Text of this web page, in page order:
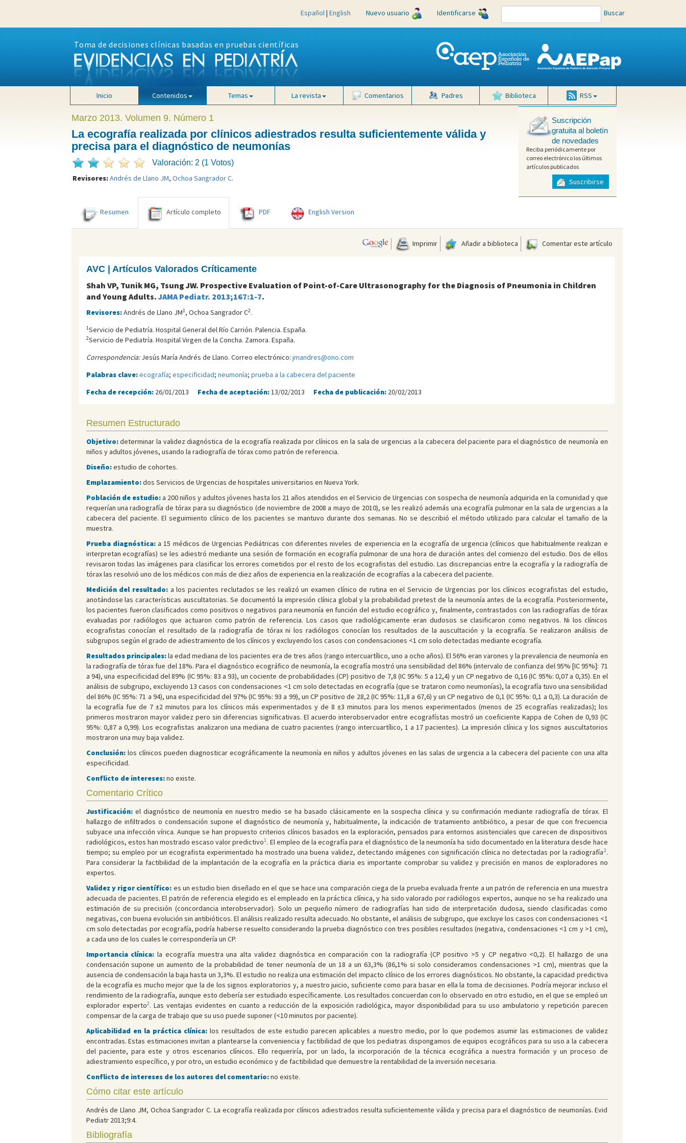
Español| English Nuevo usuario Identificarse Buscar
Toma de decisiones clínicas basadas en pruebas científicas
Inicio Contenidos Temas La revista Comentarios Padres Biblioteca RSS
Marzo 2013. Volumen 9. Número 1
La ecografía realizada por clínicos adiestrados resulta suficientemente válida y
precisa para el diagnóstico de neumonías
Valoración: 2 (1 Votos)
Revisores:Andrés de Llano JM, Ochoa Sangrador C.
Suscripción
gratuita al boletín
de novedades
Reciba periódicamente por
correo electrónico los últimos
artículos publicados
Suscribirse
Resumen Artículo completo PDF English Version
Imprimir Añadir a biblioteca Comentar este artículo
AVC | Artículos Valorados Críticamente
Shah VP, Tunik MG, Tsung JW. Prospective Evaluation of Point-of-Care Ultrasonography for the Diagnosis of Pneumonia in Children
and Young Adults. JAMA Pediatr. 2013;167:1-7.
Revisores:Andrés de Llano JM1, Ochoa Sangrador C2.
1Servicio de Pediatría. Hospital General del Río Carrión. Palencia. España.
2Servicio de Pediatría. Hospital Virgen de la Concha. Zamora. España.
Correspondencia:Jesús María Andrés de Llano. Correo electrónico: jmandres@ono.com
Palabras clave:ecografía; especificidad; neumonía; prueba a la cabecera del paciente
Fecha de recepción: 26/01/2013 Fecha de aceptación:13/02/2013 Fecha de publicación: 20/02/2013
Resumen Estructurado
Objetivo:determinar la validez diagnóstica de la ecografía realizada por clínicos en la sala de urgencias a la cabecera del paciente para el diagnóstico de neumonía en
niños y adultos jóvenes, usando la radiografía de tórax como patrón de referencia.
Diseño:estudio de cohortes.
Emplazamiento:dos Servicios de Urgencias de hospitales universitarios en Nueva York.
Población de estudio:a 200 niños y adultos jóvenes hasta los 21 años atendidos en el Servicio de Urgencias con sospecha de neumonía adquirida en la comunidad y que
requerían una radiografía de tórax para su diagnóstico (de noviembre de 2008 a mayo de 2010), se les realizó además una ecografía pulmonar en la sala de urgencias a la
cabecera del paciente. El seguimiento clínico de los pacientes se mantuvo durante dos semanas. No se describió el método utilizado para calcular el tamaño de la
muestra.
Prueba diagnóstica:a 15 médicos de Urgencias Pediátricas con diferentes niveles de experiencia en la ecografía de urgencia (clínicos que habitualmente realizan e
interpretan ecografías) se les adiestró mediante una sesión de formación en ecografía pulmonar de una hora de duración antes del comienzo del estudio. Dos de ellos
revisaron todas las imágenes para clasificar los errores cometidos por el resto de los ecografistas del estudio. Las discrepancias entre la ecografía y la radiografía de
tórax las resolvió uno de los médicos con más de diez años de experiencia en la realización de ecografías a la cabecera del paciente.
Medición del resultado: a los pacientes reclutados se les realizó un examen clínico de rutina en el Servicio de Urgencias por los clínicos ecografistas del estudio,
anotándose las características auscultatorias. Se documentó la impresión clínica global y la probabilidad pretest de la neumonía antes de la ecografía. Posteriormente,
los pacientes fueron clasificados como positivos o negativos para neumonía en función del estudio ecográfico y, finalmente, contrastados con las radiografías de tórax
evaluadas por radiólogos que actuaron como patrón de referencia. Los casos que radiológicamente eran dudosos se clasificaron como negativos. Ni los clínicos
ecografistas conocían el resultado de la radiografía de tórax ni los radiólogos conocían los resultados de la auscultación y la ecografía. Se realizaron análisis de
subgrupos según el grado de adiestramiento de los clínicos y excluyendo los casos con condensaciones <1 cm solo detectadas mediante ecografía.
Resultados principales:la edad mediana de los pacientes era de tres años (rango intercuartílico, uno a ocho años). El 56% eran varones y la prevalencia de neumonía en
la radiografía de tórax fue del 18%. Para el diagnóstico ecográfico de neumonía, la ecografía mostró una sensibilidad del 86% (intervalo de confianza del 95% [IC 95%]: 71
a 94), una especificidad del 89% (IC 95%: 83 a 93), un cociente de probabilidades (CP) positivo de 7,8 (IC 95%: 5 a 12,4) y un CP negativo de 0,16 (IC 95%: 0,07 a 0,35). En el
análisis de subgrupo, excluyendo 13 casos con condensaciones <1 cm solo detectadas en ecografía (que se trataron como neumonías), la ecografía tuvo una sensibilidad
del 86% (IC 95%: 71 a 94), una especificidad del 97% (IC 95%: 93 a 99), un CP positivo de 28,2 (IC 95%: 11,8 a 67,6) y un CP negativo de 0,1 (IC 95%: 0,1 a 0,3). La duración de
la ecografía fue de 7 ±2 minutos para los clínicos más experimentados y de 8 ±3 minutos para los menos experimentados (menos de 25 ecografías realizadas); los
primeros mostraron mayor validez pero sin diferencias significativas. El acuerdo interobservador entre ecografístas mostró un coeficiente Kappa de Cohen de 0,93 (IC
95%: 0,87 a 0,99). Los ecografistas analizaron una mediana de cuatro pacientes (rango intercuartílico, 1 a 17 pacientes). La impresión clínica y los signos auscultatorios
mostraron una muy baja validez.
Conclusión:los clínicos pueden diagnosticar ecográficamente la neumonía en niños y adultos jóvenes en las salas de urgencia a la cabecera del paciente con una alta
especificidad.
Conflicto de intereses:no existe.
Comentario Crítico
Justificación: el diagnóstico de neumonía en nuestro medio se ha basado clásicamente en la sospecha clínica y su confirmación mediante radiografía de tórax. El
hallazgo de infiltrados o condensación supone el diagnóstico de neumonía y, habitualmente, la indicación de tratamiento antibiótico, a pesar de que con frecuencia
subyace una infección vírica. Aunque se han propuesto criterios clínicos basados en la exploración, pensados para entornos asistenciales que carecen de dispositivos
radiológicos, estos han mostrado escaso valor predictivo1. El empleo de la ecografía para el diagnóstico de la neumonía ha sido documentado en la literatura desde hace
tiempo; su empleo por un ecografista experimentado ha mostrado una buena validez, detectando imágenes con significación clínica no detectadas por la radiografía2.
Para considerar la factibilidad de la implantación de la ecografía en la práctica diaria es importante comprobar su validez y precisión en manos de exploradores no
expertos.
Validez y rigor científico: es un estudio bien diseñado en el que se hace una comparación ciega de la prueba evaluada frente a un patrón de referencia en una muestra
adecuada de pacientes. El patrón de referencia elegido es el empleado en la práctica clínica, y ha sido valorado por radiólogos expertos, aunque no se ha realizado una
estimación de su precisión (concordancia interobservador). Solo un pequeño número de radiografías han sido de interpretación dudosa, siendo clasificadas como
negativas, con buena evolución sin antibióticos. El análisis realizado resulta adecuado. No obstante, el análisis de subgrupo, que excluye los casos con condensaciones <1
cm solo detectadas por ecografía, podría haberse resuelto considerando la prueba diagnóstico con tres posibles resultados (negativa, condensaciones <1 cm y >1 cm),
a cada uno de los cuales le correspondería un CP.
Importancia clínica:la ecografía muestra una alta validez diagnóstica en comparación con la radiografía (CP positivo >5 y CP negativo <0,2). El hallazgo de una
condensación supone un aumento de la probabilidad de tener neumonía de un 18 a un 63,3% (86,1% si solo consideramos condensaciones >1 cm), mientras que la
ausencia de condensación la baja hasta un 3,3%. El estudio no realiza una estimación del impacto clínico de los errores diagnósticos. No obstante, la capacidad predictiva
de la ecografía es mucho mejor que la de los signos exploratorios y, a nuestro juicio, suficiente como para basar en ella la toma de decisiones. Podría mejorar incluso el
rendimiento de la radiografía, aunque esto debería ser estudiado específicamente. Los resultados concuerdan con lo observado en otro estudio, en el que se empleó un
explorador experto2. Las ventajas evidentes en cuanto a reducción de la exposición radiológica, mayor disponibilidad para su uso ambulatorio y repetición parecen
compensar de la carga de trabajo que su uso puede suponer (<10 minutos por paciente).
Aplicabilidad en la práctica clínica: los resultados de este estudio parecen aplicables a nuestro medio, por lo que podemos asumir las estimaciones de validez
encontradas. Estas estimaciones invitan a plantearse la conveniencia y factibilidad de que los pediatras dispongamos de equipos ecográficos para su uso a la cabecera
del paciente, para este y otros escenarios clínicos. Ello requeriría, por un lado, la incorporación de la técnica ecográfica a nuestra formación y un proceso de
adiestramiento específico, y por otro, un estudio económico y de factibilidad que demuestre la rentabilidad de la inversión necesaria.
Conflicto de intereses de los autores del comentario:no existe.
Cómo citar este artículo
Andrés de Llano JM, Ochoa Sangrador C. La ecografía realizada por clínicos adiestrados resulta suficientemente válida y precisa para el diagnóstico de neumonías. Evid
Pediatr 2013;9:4.
Bibliografía